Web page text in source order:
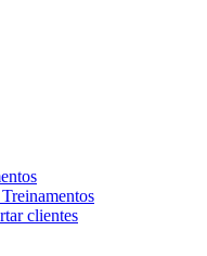
clientes